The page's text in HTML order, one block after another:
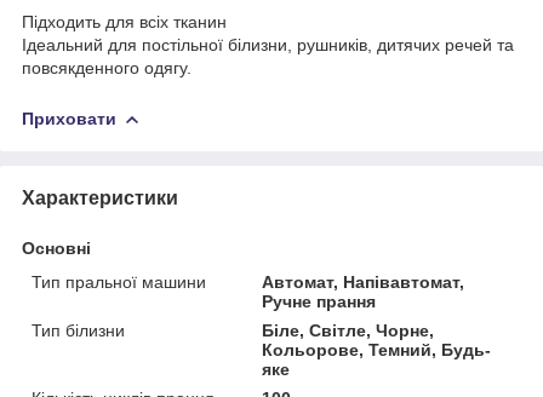
Підходить для всіх тканин
Ідеальний для постільної білизни, рушників, дитячих речей та
повсякденного одягу.
Приховати
Характеристики
Основні
Тип пральної машини
Автомат, Напівавтомат,
Ручне прання
Тип білизни
Біле, Світле, Чорне,
Кольорове, Темний, Будь-
яке